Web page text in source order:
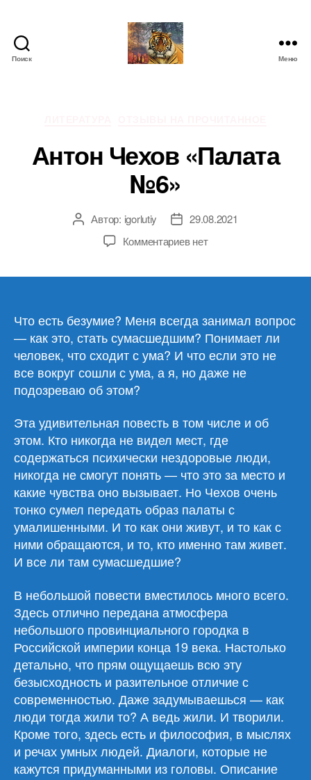
Поиск Меню
Антон Чехов «Палата
№6»
Автор
записи
Автор: igorlutiy
Дата29.08.2021
Комментариевк
№6»
нет
Что есть безумие? Меня всегда занимал вопрос
— как это, стать сумасшедшим? Понимает ли
человек, что сходит с ума? И что если это не
все вокруг сошли с ума, а я, но даже не
подозреваю об этом?
Эта удивительная повесть в том числе и об
этом. Кто никогда не видел мест, где
содержаться психически нездоровые люди,
никогда не смогут понять — что это за место и
какие чувства оно вызывает. Но Чехов очень
тонко сумел передать образ палаты с
умалишенными. И то как они живут, и то как с
ними обращаются, и то, кто именно там живет.
И все ли там сумасшедшие?
В небольшой повести вместилось много всего.
Здесь отлично передана атмосфера
небольшого провинциального городка в
Российской империи конца 19 века. Настолько
детально, что прям ощущаешь всю эту
безысходность и разительное отличие с
современностью. Даже задумываешься — как
люди тогда жили то? А ведь жили. И творили.
Кроме того, здесь есть и философия, в мыслях
и речах умных людей. Диалоги, которые не
кажутся придуманными из головы. Описание